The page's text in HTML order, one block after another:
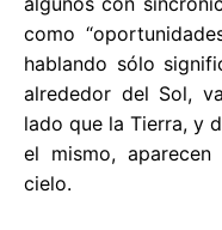
como
hablando sólo
alrededor del Sol,
lado que la Tierra, y
el mismo,
cielo.